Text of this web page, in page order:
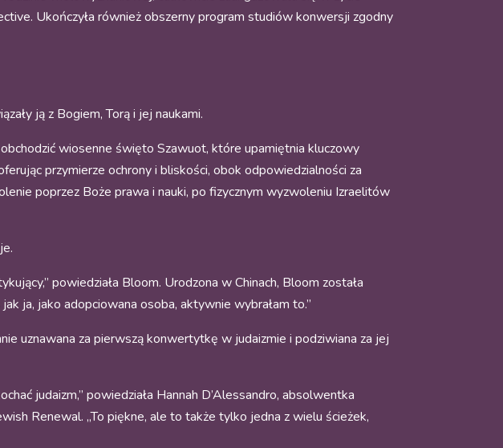
Ukończyła również obszerny program studiów konwersji zgodny
ją z Bogiem, Torą i jej naukami.
wiosenne święto Szawuot, które upamiętnia kluczowy
przymierze ochrony i bliskości, obok odpowiedzialności za
poprzez Boże prawa i nauki, po fizycznym wyzwoleniu Izraelitów
powiedziała Bloom. Urodzona w Chinach, Bloom została
ja, jako adopciowana osoba, aktywnie wybrałam to.”
uznawana za pierwszą konwertytkę w judaizmie i podziwiana za jej
judaizm,” powiedziała Hannah D’Alessandro, absolwentka
Renewal. „To piękne, ale to także tylko jedna z wielu ścieżek,